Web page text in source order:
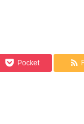
Pocket